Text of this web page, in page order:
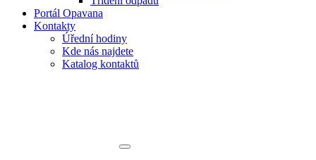
Portál Opavana
Kontakty
Úřední hodiny
Kde nás najdete
Katalog kontaktů